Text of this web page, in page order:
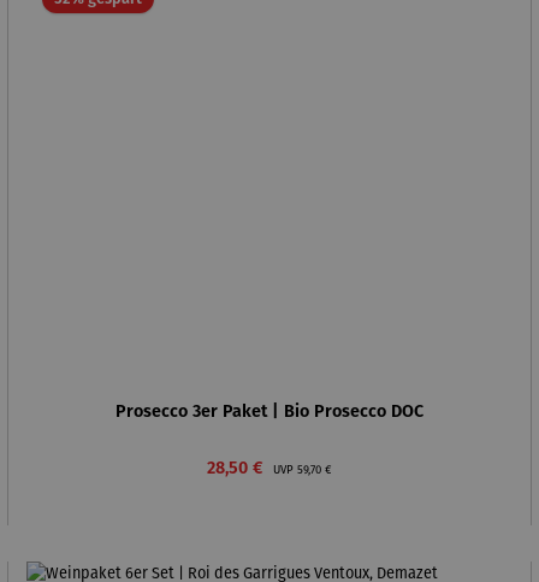
Prosecco 3er Paket | Bio Prosecco DOC
Verkaufspreis:
28,50 € UVP Regulärer Preis:
59,70 €